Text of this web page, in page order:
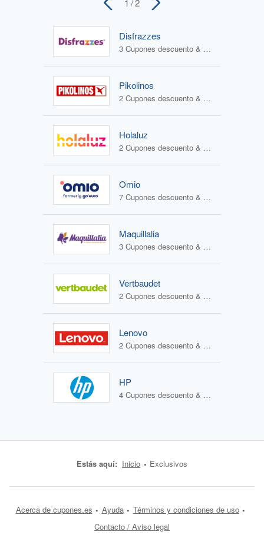
Disfrazzes
3 Cupones descuento & 2 Ofertas
Pikolinos
2 Cupones descuento & 2 Ofertas
Holaluz
2 Cupones descuento & 0 Ofertas
Omio
7 Cupones descuento & 0 Ofertas
Maquillalia
3 Cupones descuento & 2 Ofertas
Vertbaudet
2 Cupones descuento & 2 Ofertas
Lenovo
2 Cupones descuento & 2 Ofertas
HP
4 Cupones descuento & 1 Oferta
Estás aquí: Inicio Exclusivos
Acerca de cupones.es Ayuda
Términos y condiciones de uso
Contacto / Aviso legal